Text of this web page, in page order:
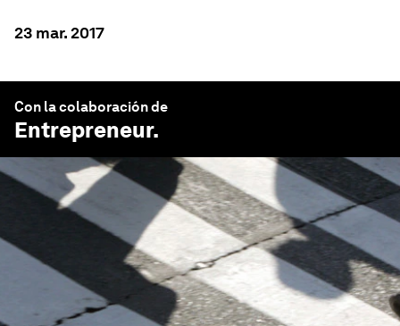
23 mar. 2017
Con la colaboración de
Entrepreneur.